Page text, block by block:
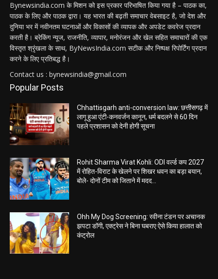
Bynewsindia.com के मिशन को इस प्रकार परिभाषित किया गया है – पाठक का,
पाठक के लिए और पाठक द्वारा। यह भारत की बढ़ती समाचार वेबसाइट है, जो देश और
दुनिया भर में नवीनतम घटनाओं और विकासों की व्यापक और अपडेट कवरेज प्रदान
करती है। ब्रेकिंग न्यूज, राजनीति, व्यापार, मनोरंजन और खेल सहित समाचारों की एक
विस्तृत श्रृंखला के साथ, ByNewsIndia.com सटीक और निष्पक्ष रिपोर्टिंग प्रदान
करने के लिए प्रतिबद्ध है।
Contact us : bynewsindia@gmail.com
Popular Posts
Chhattisgarh anti-conversion law: छत्तीसगढ़ में
लागू हुआ एंटी-कनवर्जन कानून, धर्म बदलने से 60 दिन
पहले प्रशासन को देनी होगी सूचना
Rohit Sharma Virat Kohli: ODI वर्ल्ड कप 2027
में रोहित-विराट के खेलने पर शिखर धवन का बड़ा बयान,
बोले- दोनों टीम को जिताने में मदद...
Ohh My Dog Screening: रवीना टंडन पर अचानक
झपटा डॉगी, एक्ट्रेस ने बिना घबराए ऐसे किया हालात को
कंट्रोल